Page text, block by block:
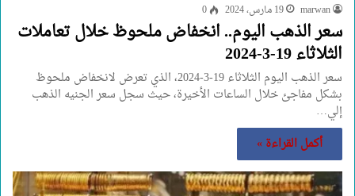
marwan 19 مارس، 2024 0
سعر الذهب اليوم.. انخفاض ملحوظ خلال تعاملات
الثلاثاء 19-3-2024
سعر الذهب اليوم الثلاثاء 19-3-2024، الذي تعرض لانخفاض ملحوظ
بشكل مفاجئ خلال الساعات الأخيرة، حيث سجل سعر الجنيه الذهب
إلي…
أكمل القراءة »